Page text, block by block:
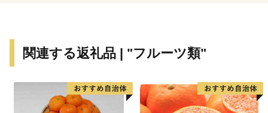
け時期以上に時間を頂戴する場合がございますので、ご
・お送りいたしましたお礼品は確実にお受取りくださ
い。長期不在等寄附者様事由による返送、劣化、におい
関連する返礼品 | "フルーツ類"